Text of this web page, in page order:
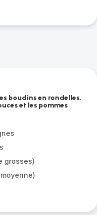
boudins en rondelles.
et les pommes
grosses)